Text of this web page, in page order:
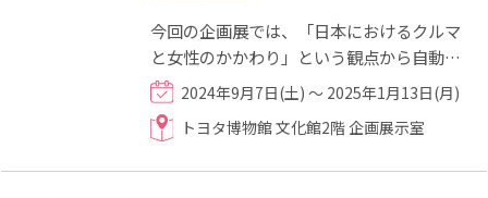
今回の企画展では、「日本におけるクルマ
と女性のかかわり」という観点から自動車
史を5つのゾーン、車両9台で紹介します。
1910年代には日本で最初...
2024年9月7日(土) ～ 2025年1月13日(月)
トヨタ博物館 文化館2階 企画展示室